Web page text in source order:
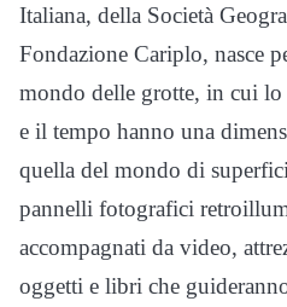
Italiana, della Società
Fondazione Cariplo, nasce
mondo delle grotte, in cui
e il tempo hanno una
quella del mondo di
pannelli fotografici
accompagnati da video,
oggetti e libri che